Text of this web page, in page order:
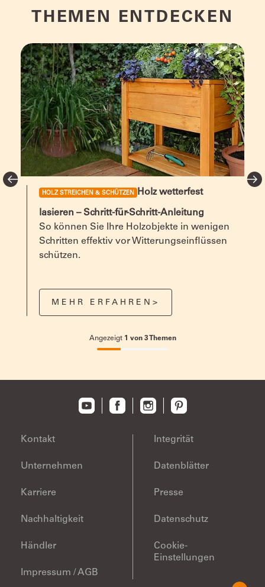
THEMEN ENTDECKEN
HOLZ STREICHEN & SCHÜTZEN Holz wetterfest
lasieren – Schritt-für-Schritt-Anleitung
So können Sie Ihre Holzobjekte in wenigen
Schritten effektiv vor Witterungseinflüssen
schützen.
MEHR ERFAHREN>
Angezeigt 1 von 3Themen
33.33333333333333%
Kontakt
Unternehmen
Karriere
Nachhaltigkeit
Händler
Impressum / AGB
Integrität
Datenblätter
Presse
Datenschutz
Cookie-
Einstellungen